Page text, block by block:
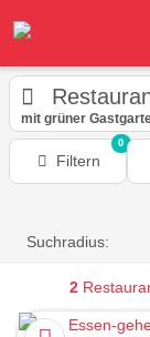
mit grüner
Filtern
0
Suchradius:
2